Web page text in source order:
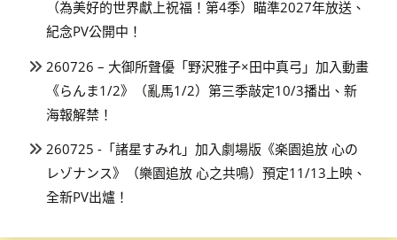
（為美好的世界獻上祝福！第4季）瞄準2027年放送、
紀念PV公開中！
260726 – 大御所聲優「野沢雅子×田中真弓」加入動畫
《らんま1/2》（亂馬1/2）第三季敲定10/3播出、新
海報解禁！
260725 -「諸星すみれ」加入劇場版《楽園追放 心の
レゾナンス》（樂園追放 心之共鳴）預定11/13上映、
全新PV出爐！